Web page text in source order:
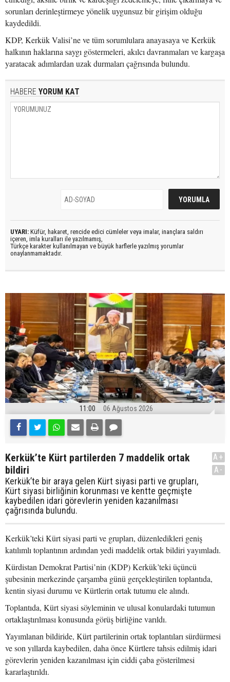
sorunları derinleştirmeye yönelik uygunsuz bir girişim olduğu
kaydedildi.
KDP, Kerkük Valisi’ne ve tüm sorumlulara anayasaya ve Kerkük
halkının haklarına saygı göstermeleri, akılcı davranmaları ve kargaşa
yaratacak adımlardan uzak durmaları çağrısında bulundu.
HABERE YORUM KAT
UYARI: Küfür, hakaret, rencide edici cümleler veya imalar, inançlara saldırı
içeren, imla kuralları ile yazılmamış,
Türkçe karakter kullanılmayan ve büyük harflerle yazılmış yorumlar
onaylanmamaktadır.
11:00 06 Ağustos 2026
Kerkük’te Kürt partilerden 7 maddelik ortak
bildiri
Kerkük’te bir araya gelen Kürt siyasi parti ve grupları,
Kürt siyasi birliğinin korunması ve kentte geçmişte
kaybedilen idari görevlerin yeniden kazanılması
çağrısında bulundu.
A+
A-
Kerkük’teki Kürt siyasi parti ve grupları, düzenledikleri geniş
katılımlı toplantının ardından yedi maddelik ortak bildiri yayımladı.
Kürdistan Demokrat Partisi’nin (KDP) Kerkük’teki üçüncü
şubesinin merkezinde çarşamba günü gerçekleştirilen toplantıda,
kentin siyasi durumu ve Kürtlerin ortak tutumu ele alındı.
Toplantıda, Kürt siyasi söyleminin ve ulusal konulardaki tutumun
ortaklaştırılması konusunda görüş birliğine varıldı.
Yayımlanan bildiride, Kürt partilerinin ortak toplantıları sürdürmesi
ve son yıllarda kaybedilen, daha önce Kürtlere tahsis edilmiş idari
görevlerin yeniden kazanılması için ciddi çaba gösterilmesi
kararlaştırıldı.